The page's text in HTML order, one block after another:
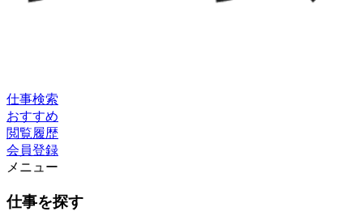
仕事検索
おすすめ
閲覧履歴
会員登録
メニュー
仕事を探す